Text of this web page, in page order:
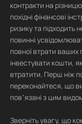
контракти на
похідні фінансові
ризику та підходить
повинні
повної втрати ваших
інвестувати кошти,
втратити. Перш ніж
переконайтеся, що
повʼязані з цим
Зверніть увагу, що